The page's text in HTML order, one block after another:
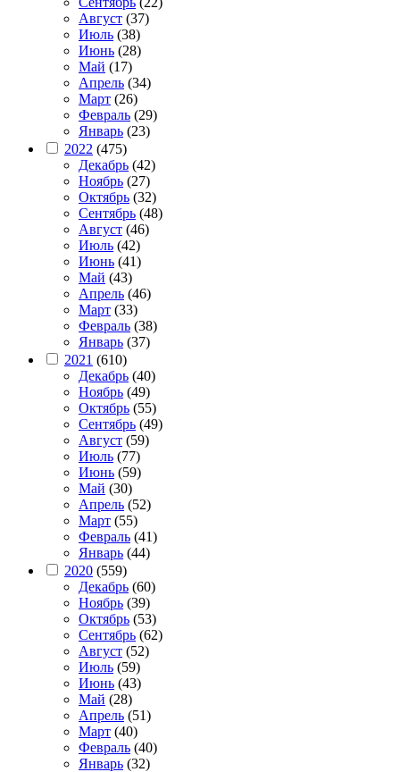
Август (37)
Июль (38)
Июнь (28)
Май (17)
Апрель (34)
Март (26)
Февраль (29)
Январь (23)
2022 (475)
Декабрь (42)
Ноябрь (27)
Октябрь (32)
Сентябрь (48)
Август (46)
Июль (42)
Июнь (41)
Май (43)
Апрель (46)
Март (33)
Февраль (38)
Январь (37)
2021 (610)
Декабрь (40)
Ноябрь (49)
Октябрь (55)
Сентябрь (49)
Август (59)
Июль (77)
Июнь (59)
Май (30)
Апрель (52)
Март (55)
Февраль (41)
Январь (44)
2020 (559)
Декабрь (60)
Ноябрь (39)
Октябрь (53)
Сентябрь (62)
Август (52)
Июль (59)
Июнь (43)
Май (28)
Апрель (51)
Март (40)
Февраль (40)
Январь (32)